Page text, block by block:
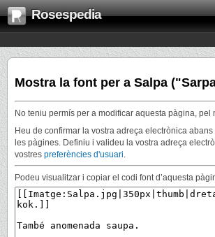
Rosespedia
Mostra la font per a Salpa
No teniu permís per a modificar aquesta pàgina, pel
Heu de confirmar la vostra adreça electrònica
les pàgines. Definiu i valideu la vostra adreça
vostres preferències d'usuari.
Podeu visualitzar i copiar el codi font d’aquesta